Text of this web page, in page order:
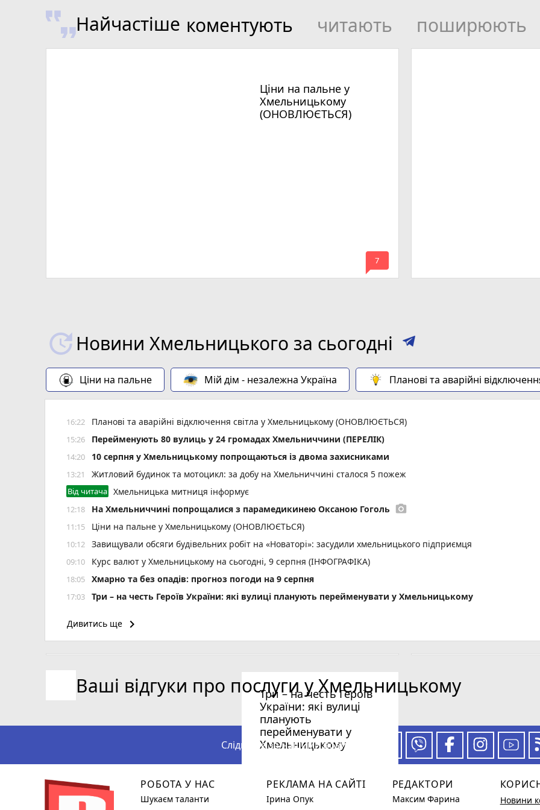
Найчастіше коментують читають поширюють
Ціни на пальне у
Хмельницькому
(ОНОВЛЮЄТЬСЯ)
mode_comment
7
Новини Хмельницького за сьогодні
Ціни на пальне Мій дім - незалежна Україна Планові та аварійні
16:22 Планові та аварійні відключення світла у Хмельницькому (ОНОВЛЮЄТЬСЯ)
15:26 Перейменують 80 вулиць у 24 громадах Хмельниччини (ПЕРЕЛІК)
14:20 10 серпня у Хмельницькому попрощаються із двома захисниками
13:21 Житловий будинок та мотоцикл: за добу на Хмельниччині сталося 5 пожеж
Від читача Хмельницька митниця інформує
12:18 На Хмельниччині попрощалися з парамедикинею Оксаною Гоголь photo_camera
11:15 Ціни на пальне у Хмельницькому (ОНОВЛЮЄТЬСЯ)
10:12 Завищували обсяги будівельних робіт на «Новаторі»: засудили хмельницького підприємця
09:10 Курс валют у Хмельницькому на сьогодні, 9 серпня (ІНФОГРАФІКА)
18:05 Хмарно та без опадів: прогноз погоди на 9 серпня
17:03 Три – на честь Героїв України: які вулиці планують перейменувати у Хмельницькому
Дивитись ще keyboard_arrow_right
Три – на честь Героїв
України: які вулиці
планують
перейменувати у
Хмельницькому
Ваші відгуки про послуги у Хмельницькому
Слідкуйте за нашими новинами
РОБОТА У НАС
Шукаєм таланти
РЕКЛАМА НА САЙТІ
Ірина Опук
РЕДАКТОРИ
Максим Фарина
Новини